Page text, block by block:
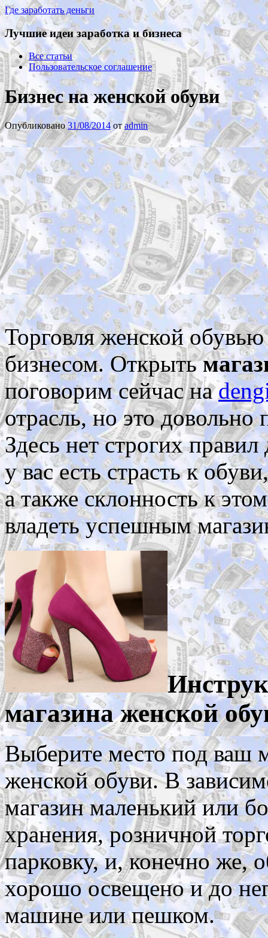
Где заработать деньги
Лучшие идеи заработка и бизнеса
Все статьи
Пользовательское соглашение
Бизнес на женской обуви
Опубликовано31/08/2014 отadmin
Торговля женской
бизнесом. Открыть
поговорим сейчас на
отрасль, но это довольно
Здесь нет строгих
у вас есть страсть к
а также склонность к
владеть успешным
магазина женской
Выберите место под ваш
женской обуви. В
магазин маленький или
хранения, розничной
парковку, и, конечно же,
хорошо освещено и до
машине или пешком.